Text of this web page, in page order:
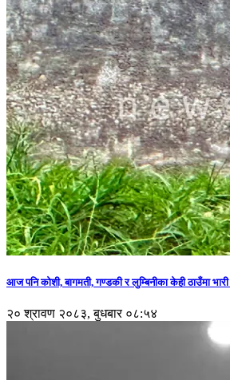
आज पनि कोशी, बागमती, गण्डकी र लुम्बिनीका केही ठाउँमा भारी
२० श्रावण २०८३, बुधबार ०८:५४